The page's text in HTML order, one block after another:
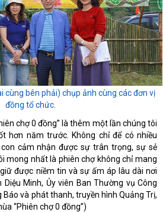
cùng bên phải) chụp ảnh cùng các đơn vị
đồng tổ chức.
chợ 0 đồng” là thêm một lần chúng tôi
hơn năm trước. Không chỉ để có nhiều
cảm nhận được sự trân trọng, sự sẻ
mong nhất là phiên chợ không chỉ mang
được niềm tin và sự ấm áp lâu dài nơi
Diệu Minh, Ủy viên Ban Thường vụ Công
và phát thanh, truyền hình Quảng Trị,
“Phiên chợ 0 đồng”)